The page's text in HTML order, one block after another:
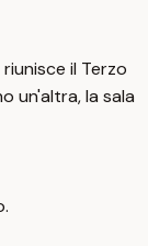
il Terzo
un'altra, la sala